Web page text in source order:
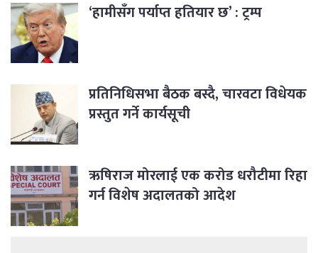
‘हामीसँग पर्याप्त हतियार छ’ : ट्रम्प
प्रतिनिधिसभा बैठक बस्दै, चारवटा विधेयक
प्रस्तुत गर्ने कार्यसूची
ऋषिराज मोरलाई एक करोड धरौटीमा रिहा
गर्न विशेष अदालतको आदेश